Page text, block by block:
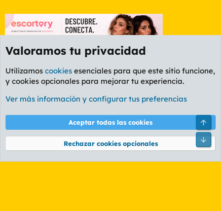
Etiquetas
Cookies
PL OLDSTYLE AMARILLO
Términos y reglas Política de privacidad Ayuda
Community platform by XenForo® © 2010-2026 XenForo Ltd.
Valoramos tu privacidad
Utilizamos cookies esenciales para que este sitio funcione,
y cookies opcionales para mejorar tu experiencia.
Ver más información y configurar tus preferencias
Aceptar todas las cookies
Rechazar cookies opcionales
Pie